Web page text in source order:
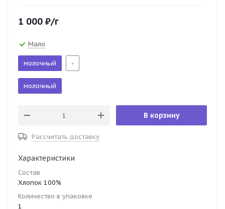
1 000 ₽/г
Мало
молочный -
молочный
В корзину
Рассчитать доставку
Характеристики
Состав
Хлопок 100%
Количество в упаковке
1